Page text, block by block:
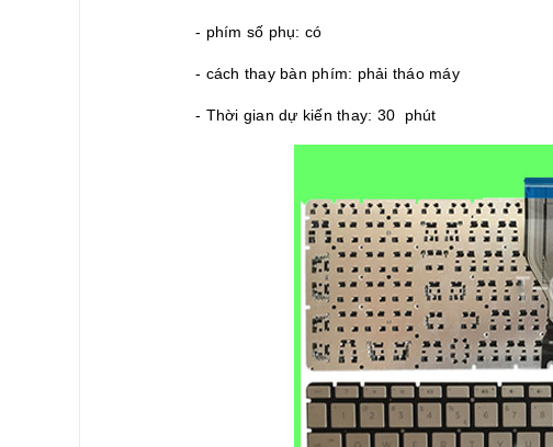
- phím số phụ: có
- cách thay bàn phím: phải tháo máy
- Thời gian dự kiến thay: 30 phút